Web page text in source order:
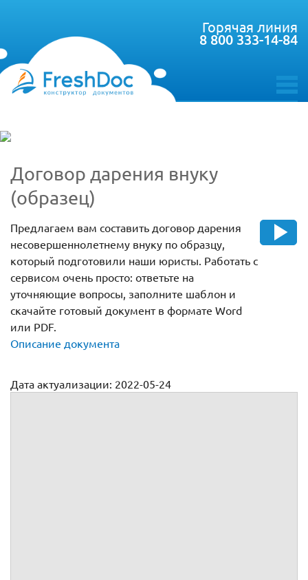
toggle
Горячая линия
8 800 333-14-84
Договор дарения внуку
(образец)
Предлагаем вам составить договор дарения
несовершеннолетнему внуку по образцу,
который подготовили наши юристы. Работать с
сервисом очень просто: ответьте на
уточняющие вопросы, заполните шаблон и
скачайте готовый документ в формате Word
или PDF.
Описание документа
Дата актуализации: 2022-05-24